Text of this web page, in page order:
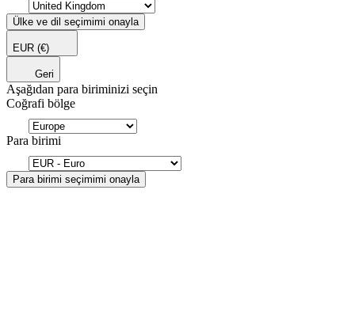
Ülke ve dil seçimimi onayla
EUR (€)
Geri
Aşağıdan para biriminizi seçin
Coğrafi bölge
Para birimi
Para birimi seçimimi onayla